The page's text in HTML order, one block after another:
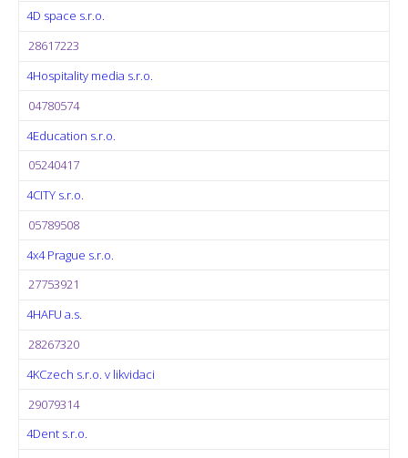
4D space s.r.o.
28617223
4Hospitality media s.r.o.
04780574
4Education s.r.o.
05240417
4CITY s.r.o.
05789508
4x4 Prague s.r.o.
27753921
4HAFU a.s.
28267320
4KCzech s.r.o. v likvidaci
29079314
4Dent s.r.o.